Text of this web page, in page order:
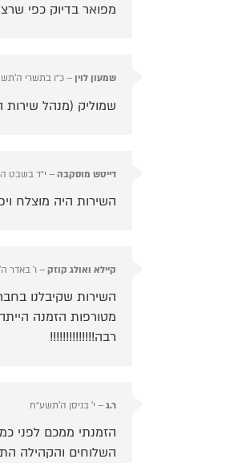
מפואר בדיוק כפי
שמעון לוין –כ״ו בתשרי
שמוליק (מנהל שירות
דייטש מוסקבה– י״ד בשבט
השירות היה מוצלח
קיילא ואולג קוזק– ו׳ באדר
‏השירות שקיבלנו
מטורפות הזמנה
רבה!!!!!!!!!!!!!!
ר.ג– י׳ בניסן ה׳תשע״ח
הזמנתי ממכם לפני
השלוחים והקהילה